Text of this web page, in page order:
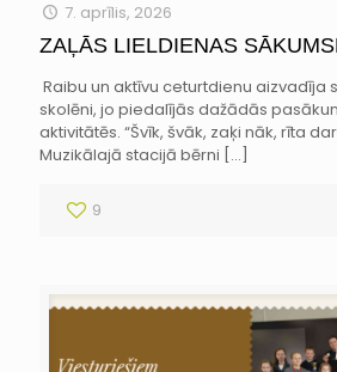
7. aprīlis, 2026
ZAĻĀS LIELDIENAS
Raibu un aktīvu ceturtdienu aizvadīja
skolēni, jo piedalījās dažādās
aktivitātēs. “Švīk, švāk, zaķi nāk, rīta
Muzikālajā stacijā bērni […]
9